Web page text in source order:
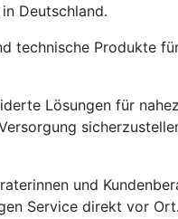
Deutschland.
technische Produkte
Lösungen für
und
Service direkt vor Ort.